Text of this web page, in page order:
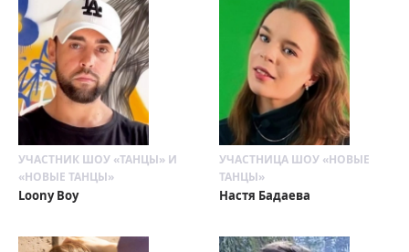
УЧАСТНИК ШОУ «ТАНЦЫ» И
«НОВЫЕ ТАНЦЫ»
Loony Boy
УЧАСТНИЦА ШОУ «НОВЫЕ
ТАНЦЫ»
Настя Бадаева